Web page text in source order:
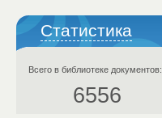
Статистика
Всего в библиотеке документов:
6556